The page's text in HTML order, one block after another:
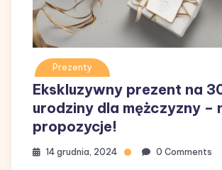
Prezenty
Ekskluzywny prezent na
urodziny dla mężczyzny –
propozycje!
14 grudnia, 2024 0 Comments